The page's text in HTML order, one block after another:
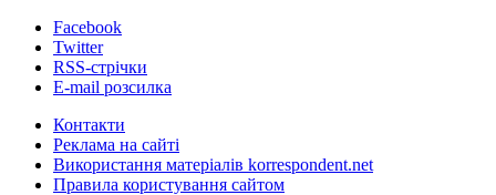
Facebook
Twitter
RSS-стрічки
E-mail розсилка
Контакти
Реклама на сайті
Використання матеріалів korrespondent.net
Правила користування сайтом